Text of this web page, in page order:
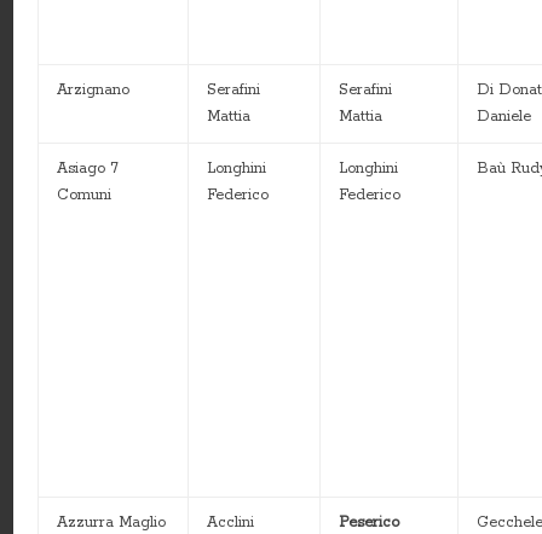
Arzignano
Serafini
Mattia
Serafini
Mattia
Di
Daniele
Asiago 7
Comuni
Longhini
Federico
Longhini
Federico
Baù
Azzurra Maglio
Acclini
Peserico